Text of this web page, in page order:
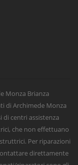
Monza Brianza
di Archimede Monza
centri assistenza
che non effettuano
Per riparazioni
direttamente